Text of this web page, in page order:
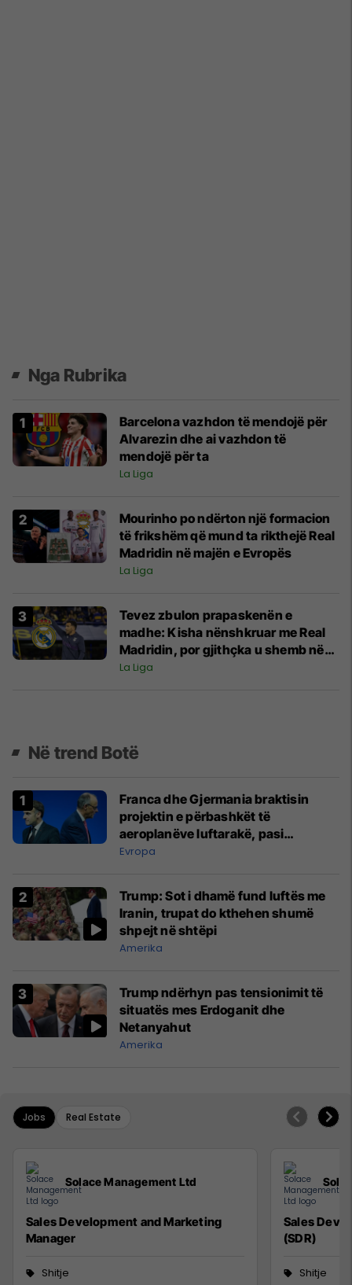
Nga Rubrika
Barcelona vazhdon të mendojë për
Alvarezin dhe ai vazhdon të
mendojë për ta
La Liga
Mourinho po ndërton një formacion
të frikshëm që mund ta rikthejë Real
Madridin në majën e Evropës
La Liga
Tevez zbulon prapaskenën e
madhe: Kisha nënshkruar me Real
Madridin, por gjithçka u shemb në
minutën e fundit
La Liga
Në trend Botë
Franca dhe Gjermania braktisin
projektin e përbashkët të
aeroplanëve luftarakë, pasi
kompanitë nuk arrijnë marrëveshje
Evropa
Trump: Sot i dhamë fund luftës me
Iranin, trupat do kthehen shumë
shpejt në shtëpi
Amerika
Trump ndërhyn pas tensionimit të
situatës mes Erdoganit dhe
Netanyahut
Amerika
Jobs Real Estate
Solace Management Ltd
Sales Development and Marketing
Manager
Shitje
Sales
(SDR)
Shitje